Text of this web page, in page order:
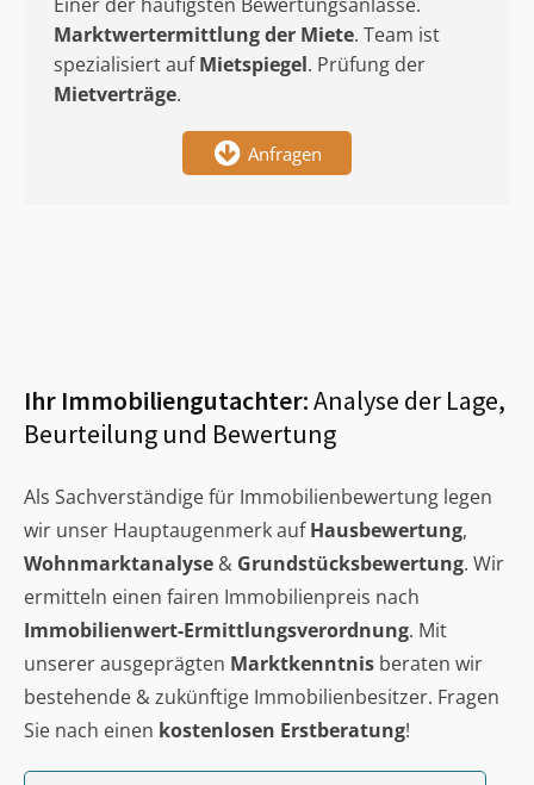
Marktwertermittlungder Miete. Team ist
spezialisiert aufMietspiegel. Prüfung der
Mietverträge.
Anfragen
Ihr Immobiliengutachter:Analyse der Lage,
Beurteilung und Bewertung
Als Sachverständige für Immobilienbewertung legen
wir unser Hauptaugenmerk aufHausbewertung,
Wohnmarktanalyse & Grundstücksbewertung. Wir
ermitteln einen fairen Immobilienpreis nach
Immobilienwert-Ermittlungsverordnung. Mit
unserer ausgeprägten Marktkenntnis beraten wir
bestehende & zukünftige Immobilienbesitzer. Fragen
Sie nach einen kostenlosen Erstberatung!